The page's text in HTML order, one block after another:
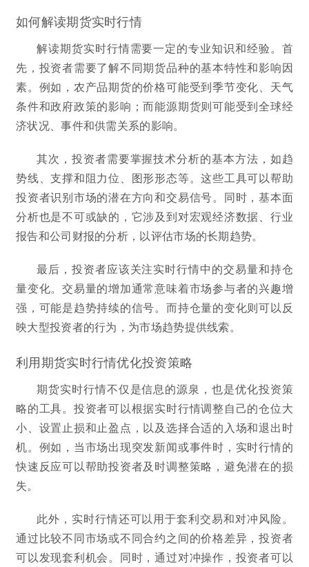
如何解读期货实时行情
解读期货实时行情需要一定的专业知识和经验。首
先，投资者需要了解不同期货品种的基本特性和影响因
素。例如，农产品期货的价格可能受到季节变化、天气
条件和政府政策的影响；而能源期货则可能受到全球经
济状况、事件和供需关系的影响。
其次，投资者需要掌握技术分析的基本方法，如趋
势线、支撑和阻力位、图形形态等。这些工具可以帮助
投资者识别市场的潜在方向和交易信号。同时，基本面
分析也是不可或缺的，它涉及到对宏观经济数据、行业
报告和公司财报的分析，以评估市场的长期趋势。
最后，投资者应该关注实时行情中的交易量和持仓
量变化。交易量的增加通常意味着市场参与者的兴趣增
强，可能是趋势持续的信号。而持仓量的变化则可以反
映大型投资者的行为，为市场趋势提供线索。
利用期货实时行情优化投资策略
期货实时行情不仅是信息的源泉，也是优化投资策
略的工具。投资者可以根据实时行情调整自己的仓位大
小、设置止损和止盈点，以及选择合适的入场和退出时
机。例如，当市场出现突发新闻或事件时，实时行情的
快速反应可以帮助投资者及时调整策略，避免潜在的损
失。
此外，实时行情还可以用于套利交易和对冲风险。
通过比较不同市场或不同合约之间的价格差异，投资者
可以发现套利机会。同时，通过对冲操作，投资者可以